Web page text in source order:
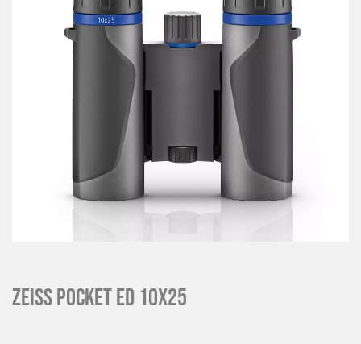
ZEISS Pocket ED 10x25